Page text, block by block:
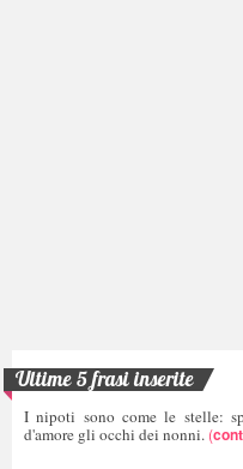
Ultime 5 frasi inserite
I nipoti sono come le stelle:
d'amore gli occhi dei nonni. (